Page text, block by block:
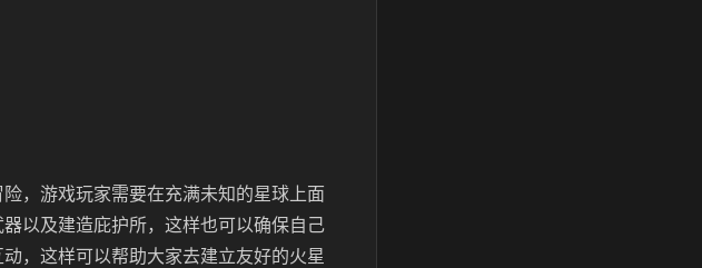
，游戏玩家需要在充满未知的星球上面
以及建造庇护所，这样也可以确保自己
，这样可以帮助大家去建立友好的火星